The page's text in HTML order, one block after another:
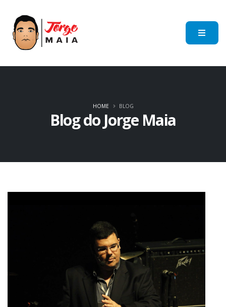
Blog do Jorge Maia
HOME BLOG